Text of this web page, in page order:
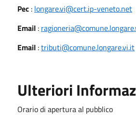
Pec : longare.vi@cert.ip-veneto.net
Email :
Email :tributi@comune.longare.vi.it
Ulteriori
Orario di apertura al pubblico